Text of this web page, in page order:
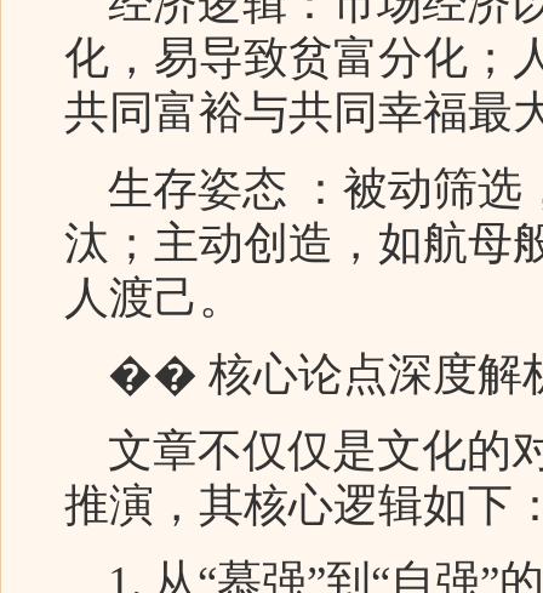
化，易导致贫富分化；
共同富裕与共同幸福最
生存姿态 ：被动筛选
汰；主动创造，如航母
人渡己。
�� 核心论点深度解
文章不仅仅是文化的
推演，其核心逻辑如下
1. 从“慕强”到“自强”